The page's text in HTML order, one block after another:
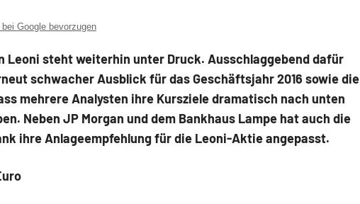
Google bevorzugen
Leoni steht weiterhin unter Druck. Ausschlaggebend dafür
schwacher Ausblick für das Geschäftsjahr 2016 sowie die
mehrere Analysten ihre Kursziele dramatisch nach unten
Neben JP Morgan und dem Bankhaus Lampe hat auch die
ihre Anlageempfehlung für die Leoni-Aktie angepasst.